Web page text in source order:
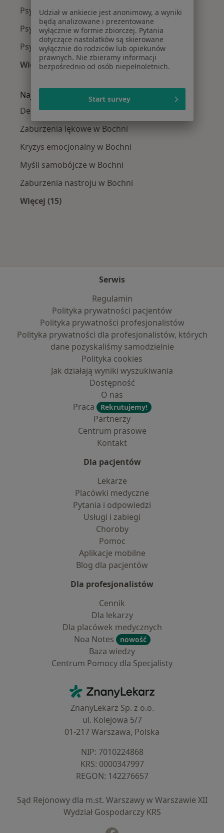
Psychoterapeuci w Nowym Sączu
Psychoterapeuci w Wieliczce
Psychoterapeuci w Niepołomicach
Więcej (13)
Najczęście leczone choroby
Depresja w Bochni
Zaburzenia lękowe w Bochni
Kryzys emocjonalny w Bochni
Myśli samobójcze w Bochni
Zaburzenia nastroju w Bochni
Więcej (15)
Serwis
Regulamin
Polityka prywatności pacjentów
Polityka prywatności profesjonalistów
Polityka prywatności dla profesjonalistów, których
dane pozyskaliśmy samodzielnie
Polityka cookies
Jak działają wyniki wyszukiwania
Dostępność
O nas
Praca
Rekrutujemy!
Partnerzy
Centrum prasowe
Kontakt
Dla pacjentów
Lekarze
Placówki medyczne
Pytania i odpowiedzi
Usługi i zabiegi
Choroby
Pomoc
Aplikacje mobilne
Blog dla pacjentów
Dla profesjonalistów
Cennik
Dla lekarzy
Dla placówek medycznych
Noa Notes
nowość
Baza wiedzy
Centrum Pomocy dla Specjalisty
ZnanyLekarz - Strona główna
ZnanyLekarz Sp. z o.o.
ul. Kolejowa 5/7
01-217 Warszawa, Polska
NIP: ⁠7010224868
KRS: ⁠0000347997
REGON: ⁠142276657
Sąd Rejonowy dla m.st. Warszawy w Warszawie XII
Wydział Gospodarczy KRS
Udział w ankiecie jest anonimowy, a wyniki
będą analizowane i prezentowane
wyłącznie w formie zbiorczej. Pytania
dotyczące nastolatków są skierowane
wyłącznie do rodziców lub opiekunów
prawnych. Nie zbieramy informacji
bezpośrednio od osób niepełnoletnich.
Start survey